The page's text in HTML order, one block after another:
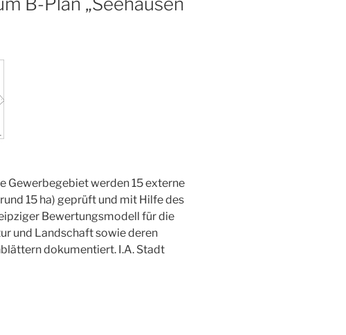
Gewerbegebiet werden 15 externe
15 ha) geprüft und mit Hilfe des
Bewertungsmodell für die
und Landschaft sowie deren
dokumentiert. I.A. Stadt